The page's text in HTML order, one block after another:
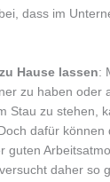
dass im
Hause lassen:
zu haben oder
Stau zu stehen,
dafür können
guten
daher so